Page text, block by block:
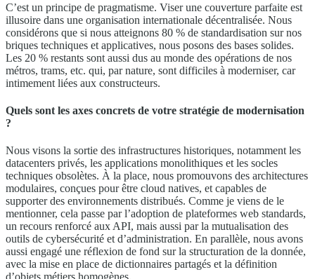
C’est un principe de pragmatisme. Viser une couverture parfaite est
illusoire dans une organisation internationale décentralisée. Nous
considérons que si nous atteignons 80 % de standardisation sur nos
briques techniques et applicatives, nous posons des bases solides.
Les 20 % restants sont aussi dus au monde des opérations de nos
métros, trams, etc. qui, par nature, sont difficiles à moderniser, car
intimement liées aux constructeurs.
Quels sont les axes concrets de votre stratégie de modernisation
?
Nous visons la sortie des infrastructures historiques, notamment les
datacenters privés, les applications monolithiques et les socles
techniques obsolètes. À la place, nous promouvons des architectures
modulaires, conçues pour être cloud natives, et capables de
supporter des environnements distribués. Comme je viens de le
mentionner, cela passe par l’adoption de plateformes web standards,
un recours renforcé aux API, mais aussi par la mutualisation des
outils de cybersécurité et d’administration. En parallèle, nous avons
aussi engagé une réflexion de fond sur la structuration de la donnée,
avec la mise en place de dictionnaires partagés et la définition